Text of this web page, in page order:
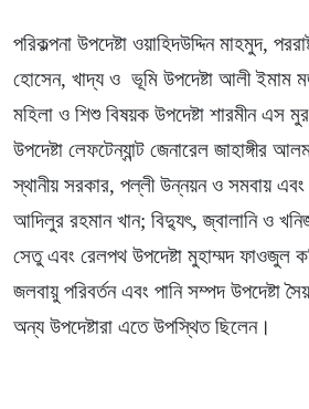
পরিকল্পনা উপদেষ্টা ওয়াহিদউদ্দিন মাহমুদ,
হোসেন, খাদ্য ও ভূমি উপদেষ্টা আলী ইমাম
মহিলা ও শিশু বিষয়ক উপদেষ্টা শারমীন এস
উপদেষ্টা লেফটেন্যান্ট জেনারেল জাহাঙ্গীর
স্থানীয় সরকার, পল্লী উন্নয়ন ও সমবায় এবং
আদিলুর রহমান খান; বিদ্যুৎ, জ্বালানি ও
সেতু এবং রেলপথ উপদেষ্টা মুহাম্মদ ফাওজুল
জলবায়ু পরিবর্তন এবং পানি সম্পদ উপদেষ্টা
অন্য উপদেষ্টারা এতে উপস্থিত ছিলেন।